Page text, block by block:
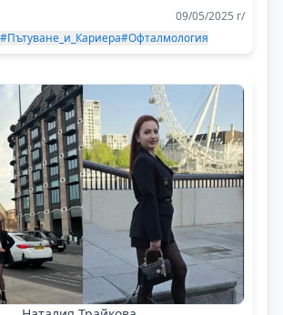
09/05/2025 г/
#Пътуване_и_Кариера#Офталмология